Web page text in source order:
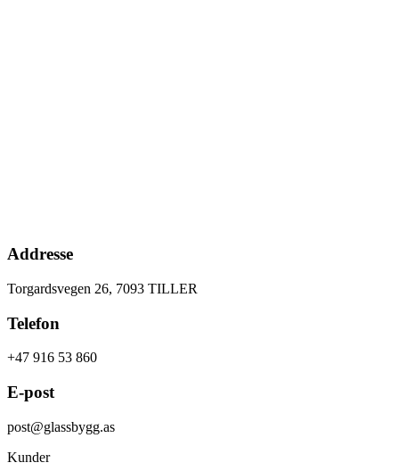
Addresse
Torgardsvegen 26, 7093 TILLER
Telefon
+47 916 53 860
E-post
post@glassbygg.as
Kunder